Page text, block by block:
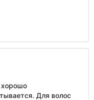
хорошо
Для волос